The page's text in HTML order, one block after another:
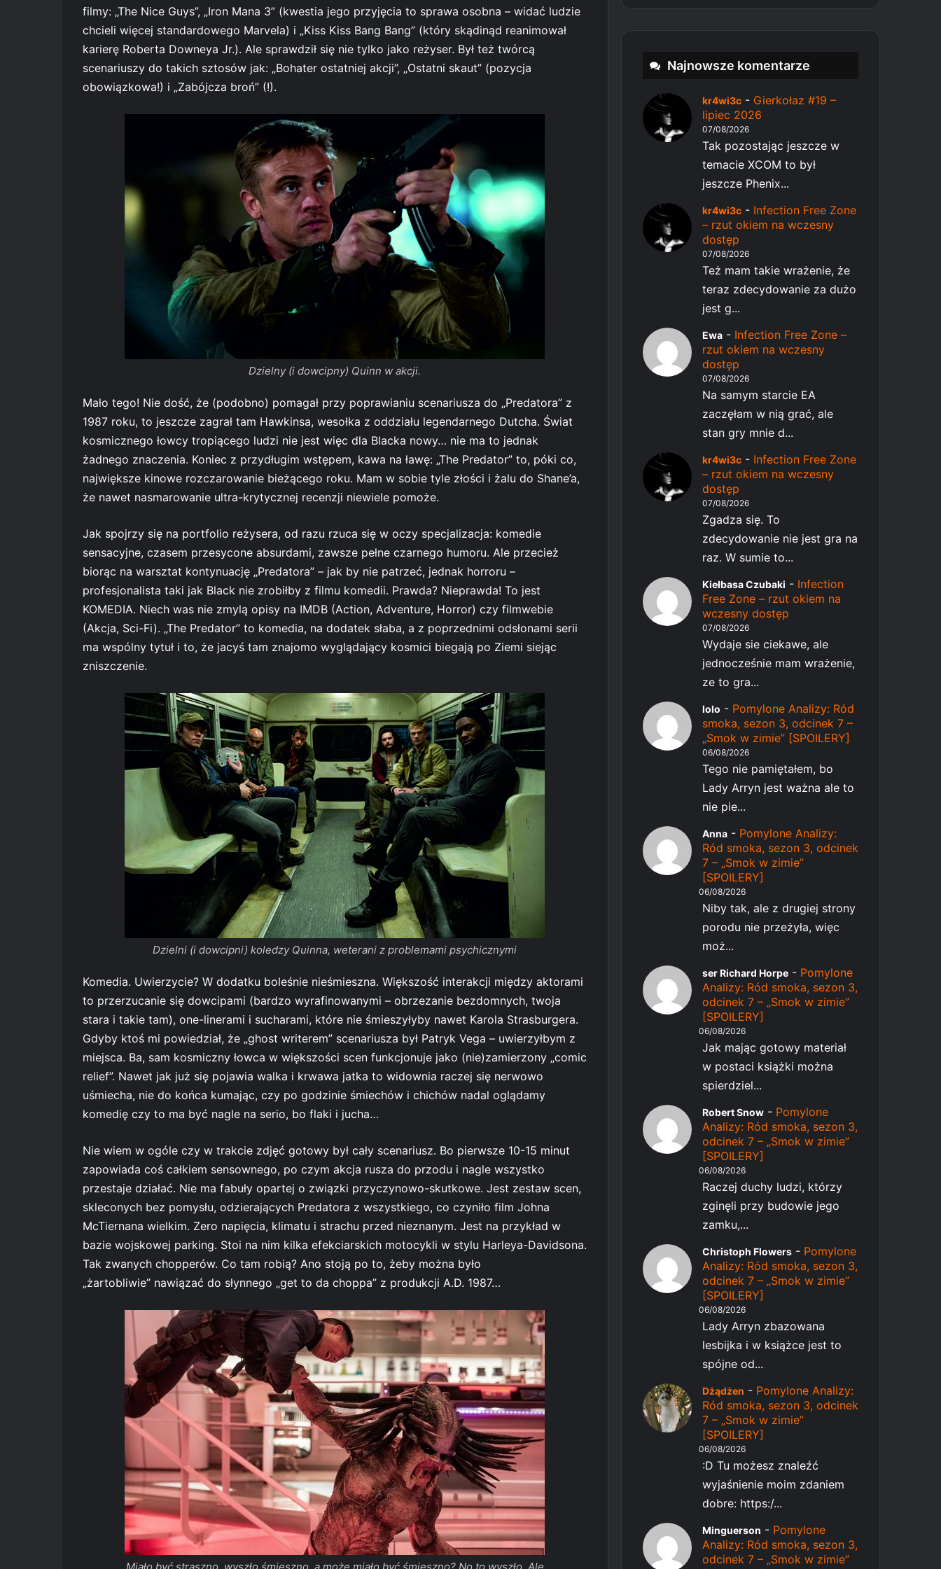
filmy: „The Nice Guys”, „Iron Mana 3” (kwestia jego przyjęcia to sprawa osobna – widać ludzie
chcieli więcej standardowego Marvela) i „Kiss Kiss Bang Bang” (który skądinąd reanimował
karierę Roberta Downeya Jr.). Ale sprawdził się nie tylko jako reżyser. Był też twórcą
scenariuszy do takich sztosów jak: „Bohater ostatniej akcji”, „Ostatni skaut” (pozycja
obowiązkowa!) i „Zabójcza broń” (!).
Dzielny (i dowcipny) Quinn w akcji.
Mało tego! Nie dość, że (podobno) pomagał przy poprawianiu scenariusza do „Predatora” z
1987 roku, to jeszcze zagrał tam Hawkinsa, wesołka z oddziału legendarnego Dutcha. Świat
kosmicznego łowcy tropiącego ludzi nie jest więc dla Blacka nowy… nie ma to jednak
żadnego znaczenia. Koniec z przydługim wstępem, kawa na ławę: „The Predator” to, póki co,
największe kinowe rozczarowanie bieżącego roku. Mam w sobie tyle złości i żalu do Shane’a,
że nawet nasmarowanie ultra-krytycznej recenzji niewiele pomoże.
Jak spojrzy się na portfolio reżysera, od razu rzuca się w oczy specjalizacja: komedie
sensacyjne, czasem przesycone absurdami, zawsze pełne czarnego humoru. Ale przecież
biorąc na warsztat kontynuację „Predatora” – jak by nie patrzeć, jednak horroru –
profesjonalista taki jak Black nie zrobiłby z filmu komedii. Prawda? Nieprawda! To jest
KOMEDIA. Niech was nie zmylą opisy na IMDB (Action, Adventure, Horror) czy filmwebie
(Akcja, Sci-Fi). „The Predator” to komedia, na dodatek słaba, a z poprzednimi odsłonami serii
ma wspólny tytuł i to, że jacyś tam znajomo wyglądający kosmici biegają po Ziemi siejąc
zniszczenie.
Dzielni (i dowcipni) koledzy Quinna, weterani z problemami psychicznymi
Komedia. Uwierzycie? W dodatku boleśnie nieśmieszna. Większość interakcji między aktorami
to przerzucanie się dowcipami (bardzo wyrafinowanymi – obrzezanie bezdomnych, twoja
stara i takie tam), one-linerami i sucharami, które nie śmieszyłyby nawet Karola Strasburgera.
Gdyby ktoś mi powiedział, że „ghost writerem” scenariusza był Patryk Vega – uwierzyłbym z
miejsca. Ba, sam kosmiczny łowca w większości scen funkcjonuje jako (nie)zamierzony „comic
relief”. Nawet jak już się pojawia walka i krwawa jatka to widownia raczej się nerwowo
uśmiecha, nie do końca kumając, czy po godzinie śmiechów i chichów nadal oglądamy
komedię czy to ma być nagle na serio, bo flaki i jucha…
Nie wiem w ogóle czy w trakcie zdjęć gotowy był cały scenariusz. Bo pierwsze 10-15 minut
zapowiada coś całkiem sensownego, po czym akcja rusza do przodu i nagle wszystko
przestaje działać. Nie ma fabuły opartej o związki przyczynowo-skutkowe. Jest zestaw scen,
skleconych bez pomysłu, odzierających Predatora z wszystkiego, co czyniło film Johna
McTiernana wielkim. Zero napięcia, klimatu i strachu przed nieznanym. Jest na przykład w
bazie wojskowej parking. Stoi na nim kilka efekciarskich motocykli w stylu Harleya-Davidsona.
Tak zwanych chopperów. Co tam robią? Ano stoją po to, żeby można było
„żartobliwie” nawiązać do słynnego „get to da choppa” z produkcji A.D. 1987…
Najnowsze komentarze
kr4wi3c - Gierkołaz #19 –
lipiec 2026
07/08/2026
Tak pozostając jeszcze w
temacie XCOM to był
jeszcze Phenix...
kr4wi3c - Infection Free Zone
– rzut okiem na wczesny
dostęp
07/08/2026
Też mam takie wrażenie, że
teraz zdecydowanie za dużo
jest g...
Ewa - Infection Free Zone –
rzut okiem na wczesny
dostęp
07/08/2026
Na samym starcie EA
zaczęłam w nią grać, ale
stan gry mnie d...
kr4wi3c - Infection Free Zone
– rzut okiem na wczesny
dostęp
07/08/2026
Zgadza się. To
zdecydowanie nie jest gra na
raz. W sumie to...
Kiełbasa Czubaki - Infection
Free Zone – rzut okiem na
wczesny dostęp
07/08/2026
Wydaje sie ciekawe, ale
jednocześnie mam wrażenie,
ze to gra...
lolo - Pomylone Analizy: Ród
smoka, sezon 3, odcinek 7 –
„Smok w zimie” [SPOILERY]
06/08/2026
Tego nie pamiętałem, bo
Lady Arryn jest ważna ale to
nie pie...
Anna - Pomylone Analizy:
Ród smoka, sezon 3, odcinek
7 – „Smok w zimie”
[SPOILERY]
06/08/2026
Niby tak, ale z drugiej strony
porodu nie przeżyła, więc
moż...
ser Richard Horpe - Pomylone
Analizy: Ród smoka, sezon 3,
odcinek 7 – „Smok w zimie”
[SPOILERY]
06/08/2026
Jak mając gotowy materiał
w postaci książki można
spierdziel...
Robert Snow - Pomylone
Analizy: Ród smoka, sezon 3,
odcinek 7 – „Smok w zimie”
[SPOILERY]
06/08/2026
Raczej duchy ludzi, którzy
zginęli przy budowie jego
zamku,...
Christoph Flowers - Pomylone
Analizy: Ród smoka, sezon 3,
odcinek 7 – „Smok w zimie”
[SPOILERY]
06/08/2026
Lady Arryn zbazowana
lesbijka i w książce jest to
spójne od...
Dżądżen - Pomylone Analizy:
Ród smoka, sezon 3, odcinek
7 – „Smok w zimie”
[SPOILERY]
06/08/2026
:D Tu możesz znaleźć
wyjaśnienie moim zdaniem
dobre: https:/...
Minguerson - Pomylone
Analizy: Ród smoka, sezon 3,
odcinek 7 – „Smok w zimie”